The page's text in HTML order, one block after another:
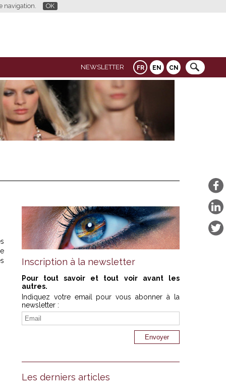
navigation. OK
FR EN CN
NEWSLETTER
Inscription à la newsletter
Pour tout savoir et tout voir avant les
autres.
Indiquez votre email pour vous abonner à la
newsletter :
Les derniers articles